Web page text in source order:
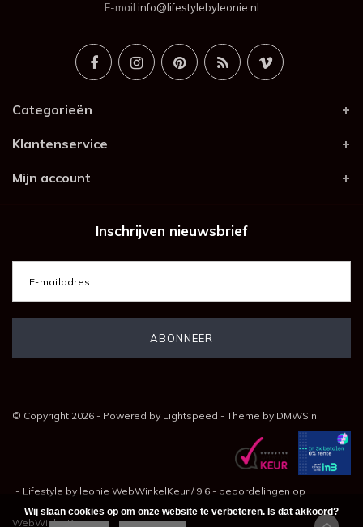
E-mail info@lifestylebyleonie.nl
Categorieën
Klantenservice
Mijn account
Inschrijven nieuwsbrief
© Copyright 2026 - Powered by Lightspeed - Theme by DMWS.nl
- Lifestyle by leonie WebWinkelKeur/ 9.6 - beoordelingen op
WebWinkelKeur
Wij slaan cookies op om onze website te verbeteren. Is dat akkoord?